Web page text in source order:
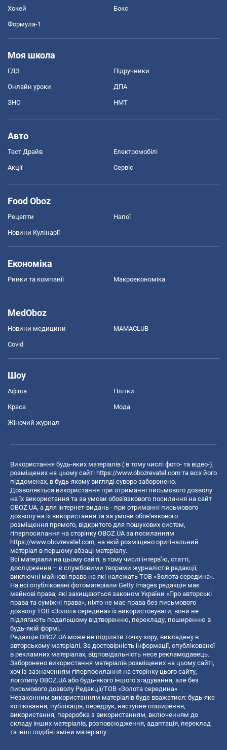
Хокей Бокс
Формула-1
Моя школа
ГДЗ Підручники
Онлайн уроки ДПА
ЗНО НМТ
Авто
Тест Драйв Електромобілі
Акції Сервіс
Food Oboz
Рецепти Напої
Новини Кулінарії
Економіка
Ринки та компанії Макроекономіка
MedOboz
Новини медицини MAMACLUB
Covid
Шоу
Афіша Плітки
Краса Мода
Жіночий журнал
Використання будь-яких матеріалів ( в тому числі фото- та відео-),
розміщених на цьому сайті https://www.obozrevatel.com та всіх його
піддоменах, в будь-якому вигляді суворо заборонено.
Дозволяється використання при отриманні письмового дозволу
на їх використання та за умови обов'язкового посилання на сайт
OBOZ.UA, а для інтернет-видань - при отриманні письмового
дозволу на їх використання та за умови обов'язкового
розміщення прямого, відкритого для пошукових систем,
гіперпосилання на сторінку OBOZ.UA за посиланням
https://www.obozrevatel.com, на якій розміщено оригінальний
матеріал в першому абзаці матеріалу.
Всі матеріали на цьому сайті, в тому числі інтерв’ю, статті,
дослідження – є службовими творами журналістів редакції,
виключні майнові права на які належать ТОВ «Золота середина».
На всі опубліковані фотоматеріали Getty Images редакція має
майнові права, які захищаються законом України «Про авторські
права та суміжні права», ніхто не має права без письмового
дозволу ТОВ «Золота середина» їх використовувати, вони не
підлягають подальшому відтворенню, перекладу, поширенню в
будь-якій формі.
Редакція OBOZ.UA може не поділяти точку зору, викладену в
авторському матеріалі. За достовірність інформації, опублікованої
в рекламних матеріалах, відповідальність несе рекламодавець.
Заборонено використання матеріалів розміщених на цьому сайті,
хоч із зазначенням гіперпосилання на сторінку цього сайту,
логотипу OBOZ.UA або будь-якого іншого згадування, але без
письмового дозволу Редакції/ТОВ «Золота середина»
Незаконним використанням матеріалів буде вважатися: будь-яке
копiювання, публiкацiя, передрук, наступне поширення,
використання, переробка з використанням, включенням до
складу інших матеріалів, розповсюдження, адаптація, переклад
та інші подібні зміни матеріалу.